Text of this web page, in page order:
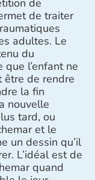
de
de traiter
adultes. Le
du
l’enfant ne
être de rendre
la fin
nouvelle
tard, ou
et le
un dessin qu’il
L’idéal est de
quand